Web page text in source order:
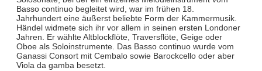
Basso continuo begleitet wird, war im frühen 18.
Jahrhundert eine äußerst beliebte Form der Kammermusik.
Händel widmete sich ihr vor allem in seinen ersten Londoner
Jahren. Er wählte Altblockflöte, Traversflöte, Geige oder
Oboe als Soloinstrumente. Das Basso continuo wurde vom
Ganassi Consort mit Cembalo sowie Barockcello oder aber
Viola da gamba besetzt.